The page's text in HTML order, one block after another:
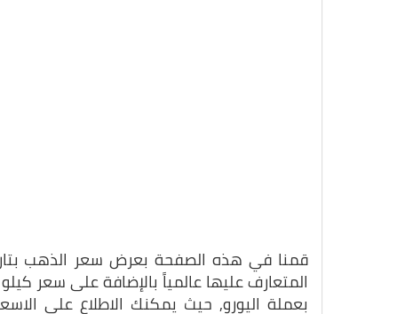
قمنا في هذه الصفحة بعرض سعر الذهب بتاريخ 02-11-
المتعارف عليها عالمياً بالإضافة على سعر
بعملة اليورو, حيث يمكنك الاطلاع على